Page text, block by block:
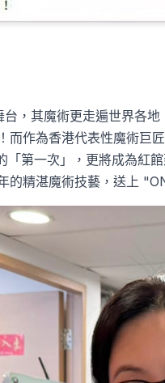
，其魔術更走遍世界各
而作為香港代表性魔術
「第一次」，更將成為紅
的精湛魔術技藝，送上